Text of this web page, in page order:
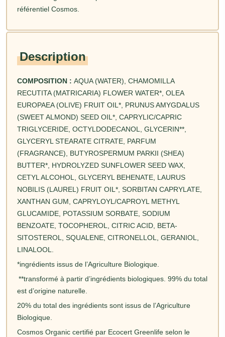
référentiel Cosmos.
Description
COMPOSITION : AQUA (WATER), CHAMOMILLA
RECUTITA (MATRICARIA) FLOWER WATER*, OLEA
EUROPAEA (OLIVE) FRUIT OIL*, PRUNUS AMYGDALUS
(SWEET ALMOND) SEED OIL*, CAPRYLIC/CAPRIC
TRIGLYCERIDE, OCTYLDODECANOL, GLYCERIN**,
GLYCERYL STEARATE CITRATE, PARFUM
(FRAGRANCE), BUTYROSPERMUM PARKII (SHEA)
BUTTER*, HYDROLYZED SUNFLOWER SEED WAX,
CETYL ALCOHOL, GLYCERYL BEHENATE, LAURUS
NOBILIS (LAUREL) FRUIT OIL*, SORBITAN CAPRYLATE,
XANTHAN GUM, CAPRYLOYL/CAPROYL METHYL
GLUCAMIDE, POTASSIUM SORBATE, SODIUM
BENZOATE, TOCOPHEROL, CITRIC ACID, BETA-
SITOSTEROL, SQUALENE, CITRONELLOL, GERANIOL,
LINALOOL.
*ingrédients issus de l’Agriculture Biologique.
**transformé à partir d’ingrédients biologiques. 99% du total
est d’origine naturelle.
20% du total des ingrédients sont issus de l’Agriculture
Biologique.
Cosmos Organic certifié par Ecocert Greenlife selon le